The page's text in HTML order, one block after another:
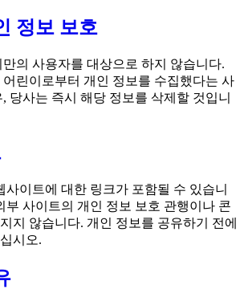
정보 보호
의 사용자를 대상으로 하지 않습니다.
어린이로부터 개인 정보를 수집했다는 사
당사는 즉시 해당 정보를 삭제할 것입니
사이트에 대한 링크가 포함될 수 있습니
부 사이트의 개인 정보 보호 관행이나 콘
지 않습니다. 개인 정보를 공유하기 전에
시오.